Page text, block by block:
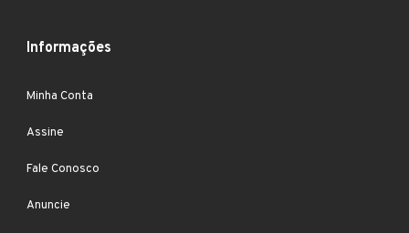
Informações
Minha Conta
Assine
Fale Conosco
Anuncie